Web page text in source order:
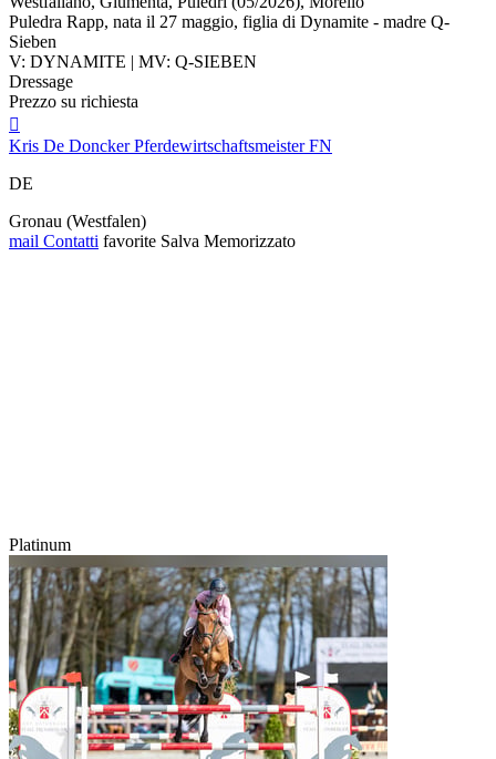
Puledra Rapp, nata il 27 maggio, figlia di Dynamite - madre Q-
Sieben
V: DYNAMITE | MV: Q-SIEBEN
Dressage
Prezzo su richiesta

Kris De Doncker Pferdewirtschaftsmeister FN
DE
Gronau (Westfalen)
mail Contatti favorite Salva Memorizzato
Platinum